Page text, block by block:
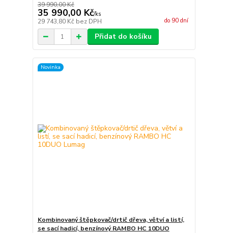
39 990,00 Kč
35 990,00 Kč/ks
29 743,80 Kč bez DPH do 90 dní
Přidat do košíku
Novinka
Kombinovaný štěpkovač/drtič dřeva, větví a listí,
se sací hadicí, benzínový RAMBO HC 10DUO